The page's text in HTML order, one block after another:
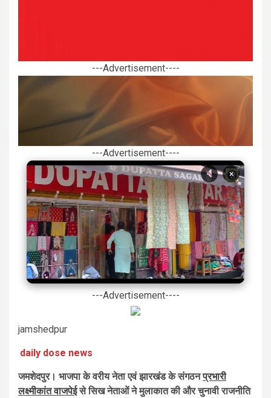
---Advertisement----
---Advertisement----
×
---Advertisement----
jamshedpur
daily dose news
जमशेदपुर। भाजपा के वरीय नेता एवं झारखंड के संगठनप्रभारी
लक्ष्मीकांत वाजपेईसे सिख नेताओं ने मुलाकात की और चुनावी राजनीति